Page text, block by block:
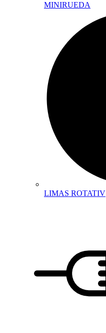
MINIRUEDA
LIMAS ROTATIV